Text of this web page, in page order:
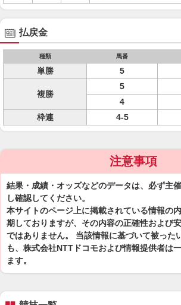
払戻金
種類 馬番
単勝 5
複勝
5
4
枠連
4-5
注意事項
結果・成績・オッズなどのデータは、必ず主
し確認してください。
本サイトのページ上に掲載されている情報の
期しておりますが、その内容の正確性および
ではありません。 当該情報に基づいて被った
も、株式会社NTTドコモおよび情報提供者は
ます。